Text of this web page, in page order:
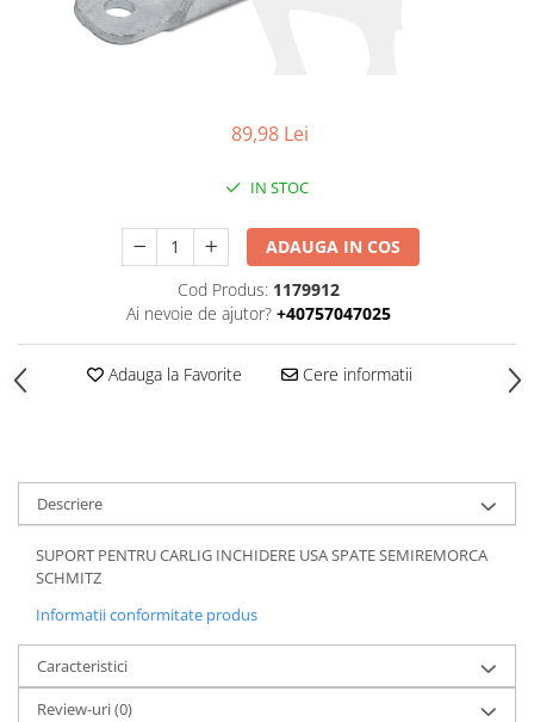
SUPAPE PNEUMATICE
89,98 Lei
IN STOC
ADAUGA IN COS
Cod Produs: 1179912
Ai nevoie de ajutor? +40757047025
Adauga la Favorite Cere informatii
Descriere
SUPORT PENTRU CARLIG INCHIDERE USA SPATE SEMIREMORCA
SCHMITZ
Informatii conformitate produs
Caracteristici
Review-uri(0)